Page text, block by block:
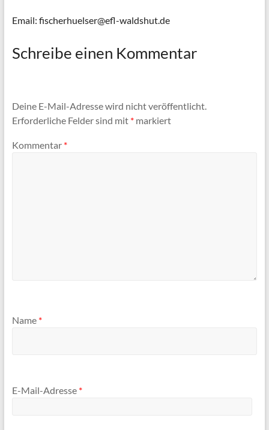
Email: fischerhuelser@efl-waldshut.de
Schreibe einen Kommentar
Deine E-Mail-Adresse wird nicht veröffentlicht.
Erforderliche Felder sind mit *markiert
Kommentar *
Name *
E-Mail-Adresse *